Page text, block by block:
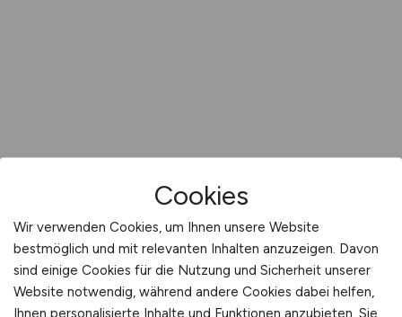
Cookies
Wir verwenden Cookies, um Ihnen unsere Website
bestmöglich und mit relevanten Inhalten anzuzeigen. Davon
sind einige Cookies für die Nutzung und Sicherheit unserer
Website notwendig, während andere Cookies dabei helfen,
Ihnen personalisierte Inhalte und Funktionen anzubieten. Sie